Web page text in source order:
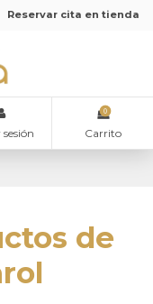
Reservar cita en tienda
0
Carrito
de